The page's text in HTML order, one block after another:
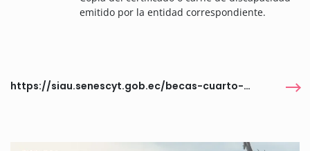
emitido por la entidad correspondiente.
https://siau.senescyt.gob.ec/becas-cuarto-nivel/